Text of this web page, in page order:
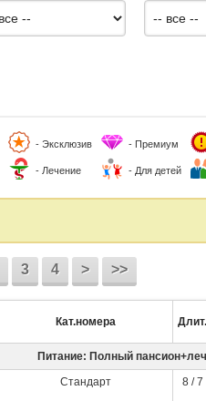
- Эксклюзив - Премиум
- Лечение - Для детей
3 4 > >>
Кат.номера Длит.
Питание: Полный
Стандарт 8 / 7